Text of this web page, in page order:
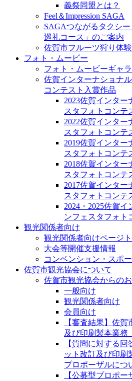
義祭同盟とは？
Feel＆Impression SAGA
SAGAつながるタクシ
巡礼コース」のご案内
佐賀市フルーツ狩り体験
フォト・ムービー
フォト・ムービーギャ
佐賀インターナショナ
コンテスト入賞作品
2023佐賀インター
スタフォトコンテ
2022佐賀インター
スタフォトコンテ
2019佐賀インター
スタフォトコンテ
2018佐賀インター
スタフォトコンテ
2017佐賀インター
スタフォトコンテ
2024・2025佐賀
ンフェスタフォト
観光関係者向け
観光関係者向けページ
大会等開催支援情報
コンベンション・スポ
佐賀市観光協会について
佐賀市観光協会からの
一般向け
観光関係者向け
会員向け
【審査結果】佐
及び印刷製本業
【質問に対する
ット改訂及び印刷
プロポーザルにつ
【公募型プロポ